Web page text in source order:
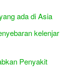
ada di Asia
kelenjar
Penyakit